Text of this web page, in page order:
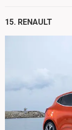
15. RENAULT